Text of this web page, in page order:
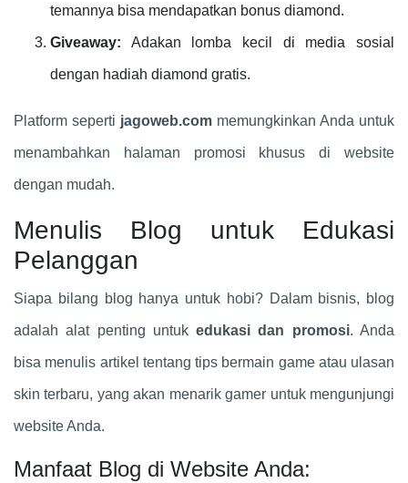
temannya bisa mendapatkan bonus diamond.
Giveaway: Adakan lomba kecil di media sosial
dengan hadiah diamond gratis.
Platform seperti jagoweb.com memungkinkan Anda untuk
menambahkan halaman promosi khusus di website
dengan mudah.
Menulis Blog untuk Edukasi
Pelanggan
Siapa bilang blog hanya untuk hobi? Dalam bisnis, blog
adalah alat penting untukedukasi dan promosi. Anda
bisa menulis artikel tentang tips bermain game atau ulasan
skin terbaru, yang akan menarik gamer untuk mengunjungi
website Anda.
Manfaat Blog di Website Anda: